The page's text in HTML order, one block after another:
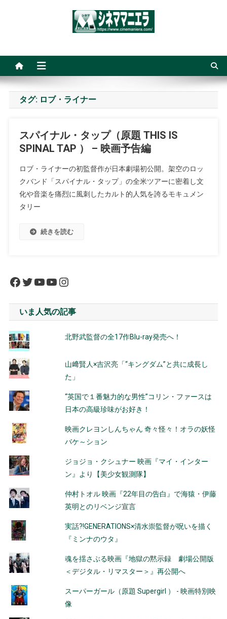
タグ: ロブ・ライナー
スパイナル・タップ（原題 THIS IS
SPINAL TAP ） – 映画予告編
ロブ・ライナーの初監督作が日本劇場初公開。架空のロッ
クバンド「スパイナル・タップ」の全米ツアーに密着し文
化や音楽を痛烈に風刺したカルト的人気を誇るモキュメン
タリー
続きを読む
Facebook
Twitter
YouTube
YouTube
Instagram
いま人気の記事
北野武監督の全17作Blu-ray発売へ！
山﨑賢人×吉沢亮「“キングダム”と共に成長し
た」
“英国で１番魅力的な男性”コリン・ファースは
日本の高級珍味がお好き！
映画クレヨンしんちゃん 奇々怪々！オラの妖怪
バケ～ション
ジョジョ・クシュナー 映画『マイ・インター
ン』より【美少女観測隊】
仲村トオル 映画『22年目の告白』で海猿・伊藤
英明とのリベンジ宣言
実話?!GENERATIONS×清水崇監督が呪いを描く
『ミンナのウタ』
魂を揺さぶる映画『地獄の黙示録 劇場公開版
＜デジタル・リマスター＞』再公開へ
スーパーガール（原題 Supergirl ） - 映画特別映
像